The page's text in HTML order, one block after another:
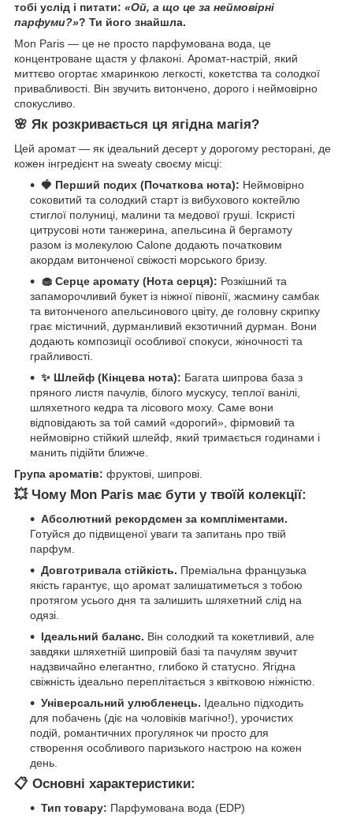
тобі услід і питати: «Ой, а що це за неймовірні
парфуми?»? Ти його знайшла.
Mon Paris — це не просто парфумована вода, це
концентроване щастя у флаконі. Аромат-настрій, який
миттєво огортає хмаринкою легкості, кокетства та солодкої
привабливості. Він звучить витончено, дорого і неймовірно
спокусливо.
🌸 Як розкривається ця ягідна магія?
Цей аромат — як ідеальний десерт у дорогому ресторані, де
кожен інгредієнт на sweaty своєму місці:
🍓 Перший подих (Початкова нота): Неймовірно
соковитий та солодкий старт із вибухового коктейлю
стиглої полуниці, малини та медової груші. Іскристі
цитрусові ноти танжерина, апельсина й бергамоту
разом із молекулою Calone додають початковим
акордам витонченої свіжості морського бризу.
🧁 Серце аромату (Нота серця): Розкішний та
запаморочливий букет із ніжної півонії, жасмину самбак
та витонченого апельсинового цвіту, де головну скрипку
грає містичний, дурманливий екзотичний дурман. Вони
додають композиції особливої спокуси, жіночності та
грайливості.
✨ Шлейф (Кінцева нота): Багата шипрова база з
пряного листя пачулів, білого мускусу, теплої ванілі,
шляхетного кедра та лісового моху. Саме вони
відповідають за той самий «дорогий», фірмовий та
неймовірно стійкий шлейф, який тримається годинами і
манить підійти ближче.
Група ароматів: фруктові, шипрові.
💥 Чому Mon Paris має бути у твоїй колекції:
Абсолютний рекордсмен за компліментами.
Готуйся до підвищеної уваги та запитань про твій
парфум.
Довготривала стійкість. Преміальна французька
якість гарантує, що аромат залишатиметься з тобою
протягом усього дня та залишить шляхетний слід на
одязі.
Ідеальний баланс. Він солодкий та кокетливий, але
завдяки шляхетній шипровій базі та пачулям звучит
надзвичайно елегантно, глибоко й статусно. Ягідна
свіжність ідеально переплітається з квітковою ніжністю.
Універсальний улюбленець. Ідеально підходить
для побачень (діє на чоловіків магічно!), урочистих
подій, романтичних прогулянок чи просто для
створення особливого паризького настрою на кожен
день.
📋 Основні характеристики:
Тип товару: Парфумована вода (EDP)